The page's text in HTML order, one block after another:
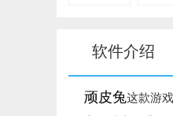
软件介绍
顽皮兔这款游